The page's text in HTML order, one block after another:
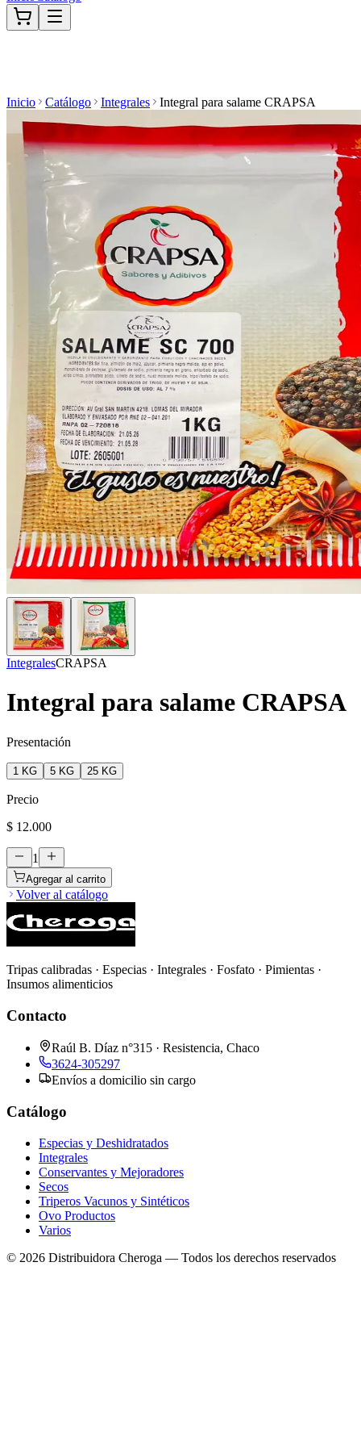
Inicio Catálogo Integrales Integral para salame CRAPSA
IntegralesCRAPSA
Integral para salame CRAPSA
Presentación
1 KG 5 KG 25 KG
Precio
$ 12.000
1
Agregar al carrito
Volver al catálogo
Tripas calibradas · Especias · Integrales · Fosfato · Pimientas ·
Insumos alimenticios
Contacto
Raúl B. Díaz n°315 · Resistencia, Chaco
3624-305297
Envíos a domicilio sin cargo
Catálogo
Especias y Deshidratados
Integrales
Conservantes y Mejoradores
Secos
Triperos Vacunos y Sintéticos
Ovo Productos
Varios
© 2026 Distribuidora Cheroga — Todos los derechos reservados